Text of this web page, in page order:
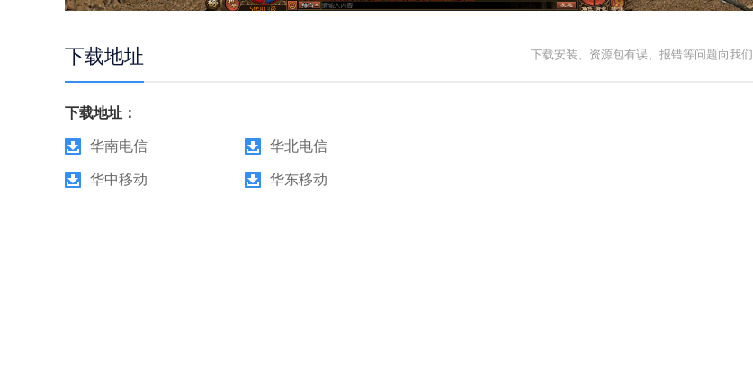
下载地址 下载安装、资源包有误、报错等问题向我们
下载地址：
华南电信 华北电信
华中移动 华东移动